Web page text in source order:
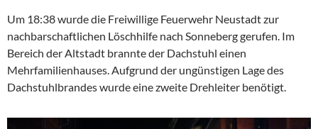
Um 18:38 wurde die Freiwillige Feuerwehr Neustadt zur
nachbarschaftlichen Löschhilfe nach Sonneberg gerufen. Im
Bereich der Altstadt brannte der Dachstuhl einen
Mehrfamilienhauses. Aufgrund der ungünstigen Lage des
Dachstuhlbrandes wurde eine zweite Drehleiter benötigt.